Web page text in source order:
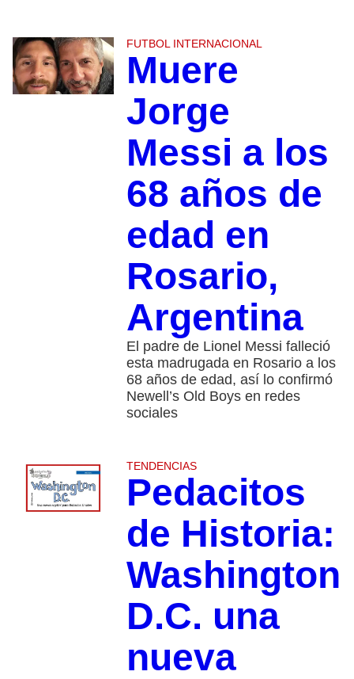
FUTBOL INTERNACIONAL
Muere
Jorge
Messi a los
68 años de
edad en
Rosario,
Argentina
El padre de Lionel Messi falleció
esta madrugada en Rosario a los
68 años de edad, así lo confirmó
Newell’s Old Boys en redes
sociales
TENDENCIAS
Pedacitos
de Historia:
Washington
D.C. una
nueva